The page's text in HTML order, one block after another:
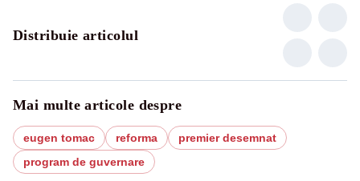
Distribuie articolul
Mai multe articole despre
eugen tomac reforma
premier desemnat
program de guvernare